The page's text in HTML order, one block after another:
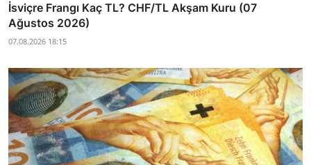
İsviçre Frangı Kaç TL? CHF/TL Akşam Kuru (07
Ağustos 2026)
07.08.2026 18:15